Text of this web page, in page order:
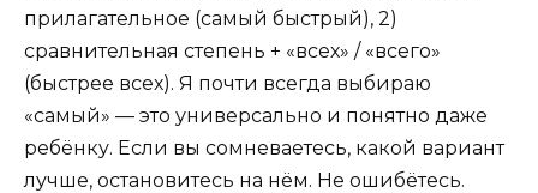
прилагательное (самый быстрый), 2)
сравнительная степень + «всех» / «всего»
(быстрее всех). Я почти всегда выбираю
«самый» — это универсально и понятно даже
ребёнку. Если вы сомневаетесь, какой вариант
лучше, остановитесь на нём. Не ошибётесь.